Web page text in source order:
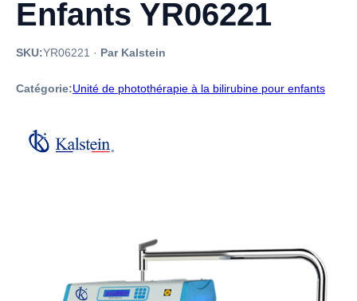
Enfants YR06221
SKU:YR06221 · Par Kalstein
Catégorie:Unité de photothérapie à la bilirubine pour enfants